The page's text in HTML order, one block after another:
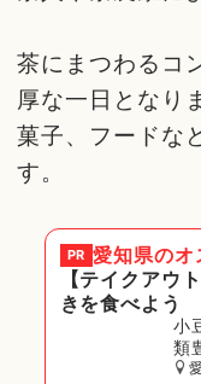
茶にまつわるコ
厚な一日となり
菓子、フードな
す。
PR 愛知県のオ
【テイクアウ
きを食べよう
小
類